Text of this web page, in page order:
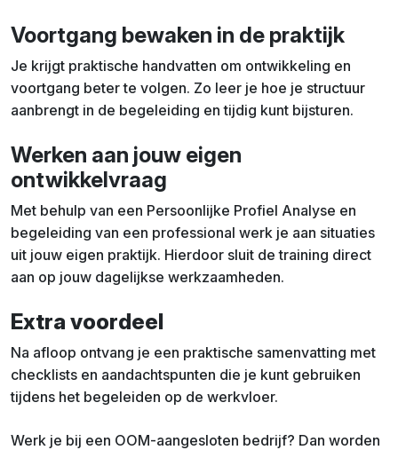
Voortgang bewaken in de praktijk
Je krijgt praktische handvatten om ontwikkeling en
voortgang beter te volgen. Zo leer je hoe je structuur
aanbrengt in de begeleiding en tijdig kunt bijsturen.
Werken aan jouw eigen
ontwikkelvraag
Met behulp van een Persoonlijke Profiel Analyse en
begeleiding van een professional werk je aan situaties
uit jouw eigen praktijk. Hierdoor sluit de training direct
aan op jouw dagelijkse werkzaamheden.
Extra voordeel
Na afloop ontvang je een praktische samenvatting met
checklists en aandachtspunten die je kunt gebruiken
tijdens het begeleiden op de werkvloer.
Werk je bij een OOM-aangesloten bedrijf? Dan worden